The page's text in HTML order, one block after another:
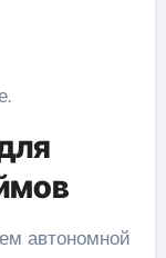
автономной